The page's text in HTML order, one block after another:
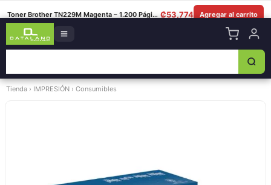
Facebook|
Toner Brother TN229M Magenta – 1.200 Páginas ₡53,774 Agregar al carrito
Tienda › IMPRESIÓN › Consumibles